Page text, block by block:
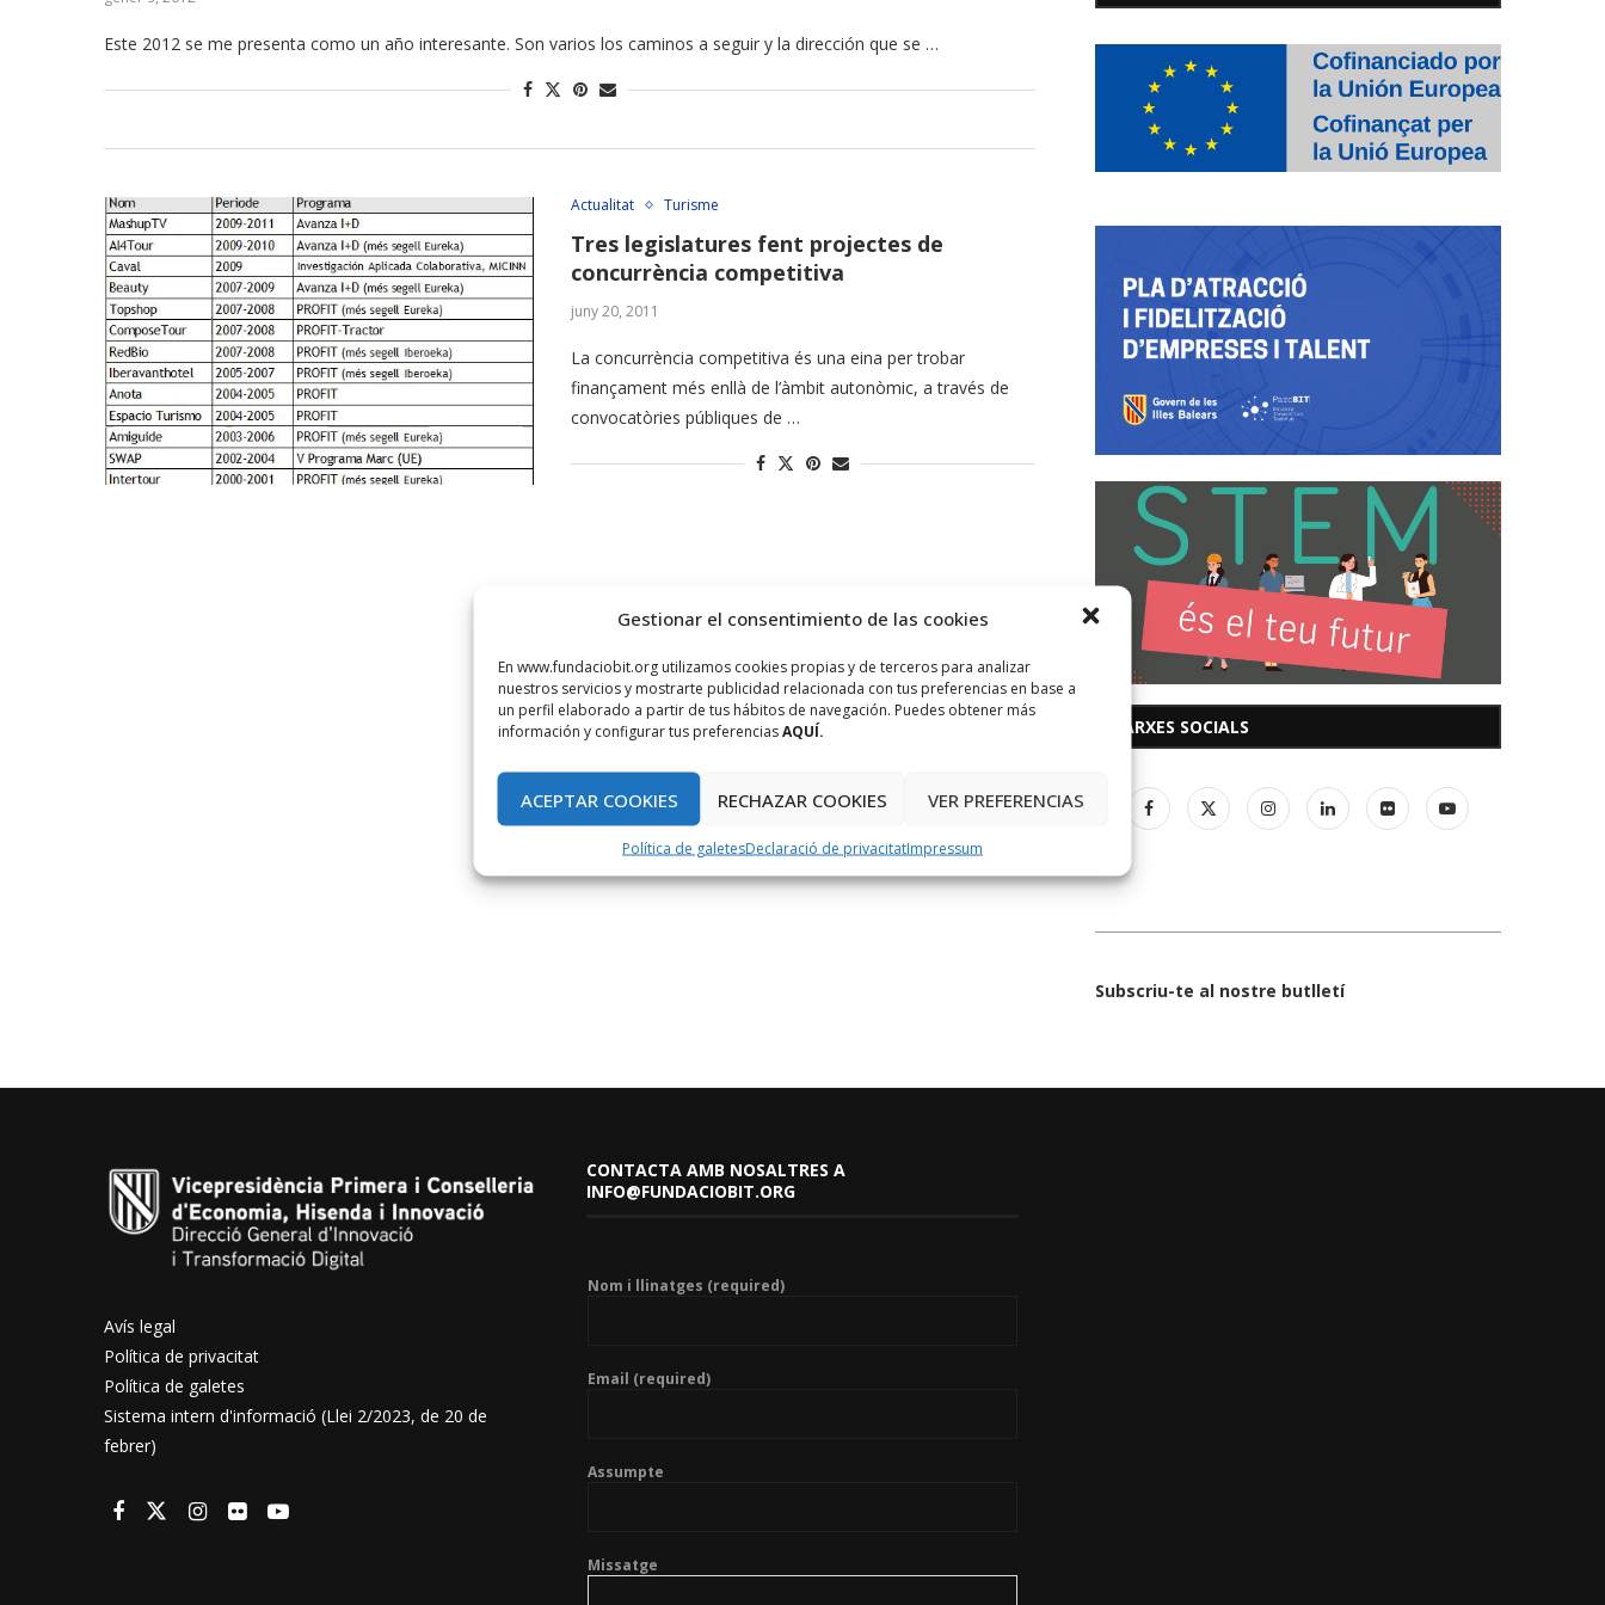
Gestionar el consentimiento de las cookies
En www.fundaciobit.org utilizamos cookies propias y de terceros para analizar
nuestros servicios y mostrarte publicidad relacionada con tus preferencias en base a
un perfil elaborado a partir de tus hábitos de navegación. Puedes obtener más
información y configurar tus preferenciasAQUÍ.
ACEPTAR COOKIES RECHAZAR COOKIES VER PREFERENCIAS
Política de galetesDeclaració de privacitatImpressum
Este 2012 se me presenta como un año interesante. Son varios los caminos a seguir y la dirección que se …
Actualitat Turisme
Tres legislatures fent projectes de
concurrència competitiva
juny 20, 2011
La concurrència competitiva és una eina per trobar
finançament més enllà de l’àmbit autonòmic, a través de
convocatòries públiques de …
XARXES SOCIALS
Subscriu-te al nostre butlletí
Avís legal
Política de privacitat
Política de galetes
Sistema intern d'informació (Llei 2/2023, de 20 de
febrer)
CONTACTA AMB NOSALTRES A
INFO@FUNDACIOBIT.ORG
Nom i llinatges (required)
Email (required)
Assumpte
Missatge